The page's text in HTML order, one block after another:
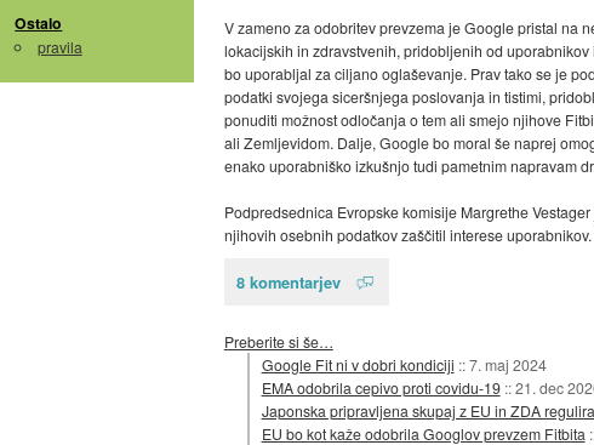
Ostalo
pravila
V zameno za odobritev prevzema je Google pristal na
lokacijskih in zdravstvenih, pridobljenih od
bo uporabljal za ciljano oglaševanje. Prav tako se je
podatki svojega siceršnjega poslovanja in tistimi,
ponuditi možnost odločanja o tem ali smejo njihove
ali Zemljevidom. Dalje, Google bo moral še naprej
enako uporabniško izkušnjo tudi pametnim napravam
Podpredsednica Evropske komisije Margrethe
njihovih osebnih podatkov zaščitil interese
8 komentarjev
Preberite si še…
Google Fit ni v dobri kondiciji ::7. maj 2024
EMA odobrila cepivo proti covidu-19 ::21. dec
Japonska pripravljena skupaj z EU in ZDA
EU bo kot kaže odobrila Googlov prevzem Fitbita